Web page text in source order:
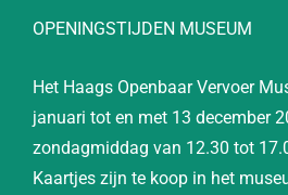
OPENINGSTIJDEN MUSEUM
Het Haags Openbaar Vervoer
januari tot en met 13 december
zondagmiddag van 12.30 tot
Kaartjes zijn te koop in het